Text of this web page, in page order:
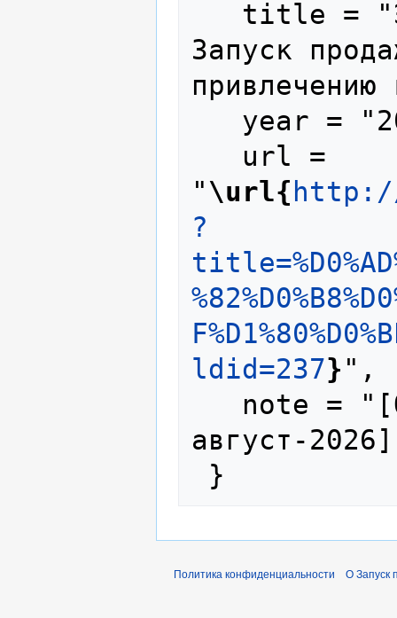
Запуск
"\url{
?
ldid=237} ",
август-
Политика конфиденциальности О Запуск